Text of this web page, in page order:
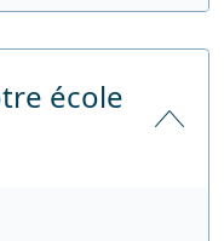
école